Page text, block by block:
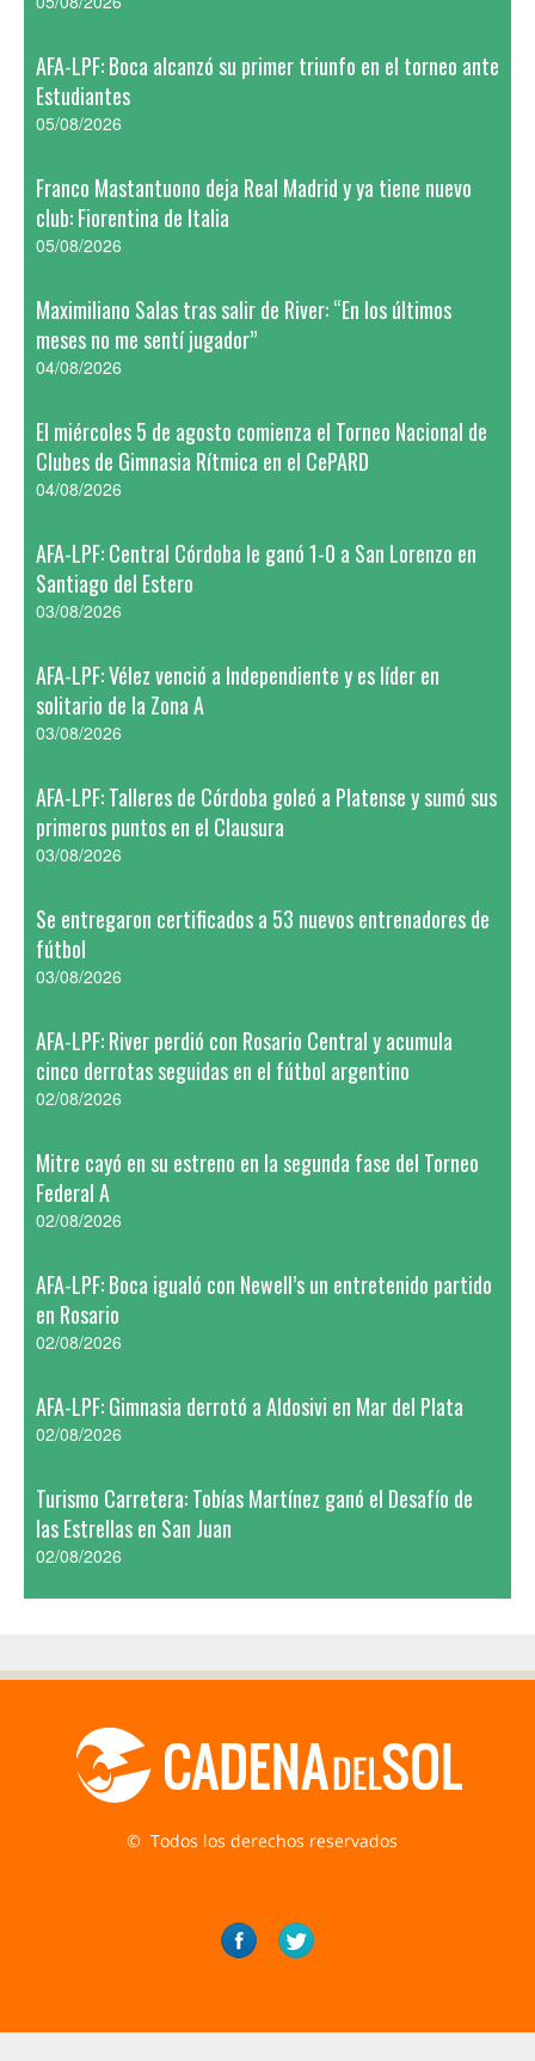
AFA-LPF: Boca alcanzó su primer triunfo en el torneo ante
Estudiantes
05/08/2026
Franco Mastantuono deja Real Madrid y ya tiene nuevo
club: Fiorentina de Italia
05/08/2026
Maximiliano Salas tras salir de River: “En los últimos
meses no me sentí jugador”
04/08/2026
El miércoles 5 de agosto comienza el Torneo Nacional de
Clubes de Gimnasia Rítmica en el CePARD
04/08/2026
AFA-LPF: Central Córdoba le ganó 1-0 a San Lorenzo en
Santiago del Estero
03/08/2026
AFA-LPF: Vélez venció a Independiente y es líder en
solitario de la Zona A
03/08/2026
AFA-LPF: Talleres de Córdoba goleó a Platense y sumó sus
primeros puntos en el Clausura
03/08/2026
Se entregaron certificados a 53 nuevos entrenadores de
fútbol
03/08/2026
AFA-LPF: River perdió con Rosario Central y acumula
cinco derrotas seguidas en el fútbol argentino
02/08/2026
Mitre cayó en su estreno en la segunda fase del Torneo
Federal A
02/08/2026
AFA-LPF: Boca igualó con Newell’s un entretenido partido
en Rosario
02/08/2026
AFA-LPF: Gimnasia derrotó a Aldosivi en Mar del Plata
02/08/2026
Turismo Carretera: Tobías Martínez ganó el Desafío de
las Estrellas en San Juan
02/08/2026